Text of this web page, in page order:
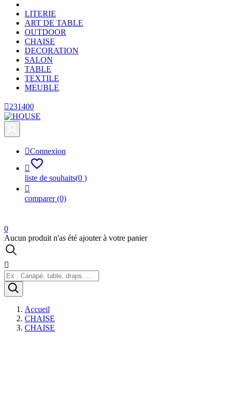
LITERIE
ART DE TABLE
OUTDOOR
CHAISE
DECORATION
SALON
TABLE
TEXTILE
MEUBLE
231400
Connexion

liste de souhaits(0 )

comparer(0)
0
Aucun produit n'as été ajouter à votre panier

Accueil
CHAISE
CHAISE